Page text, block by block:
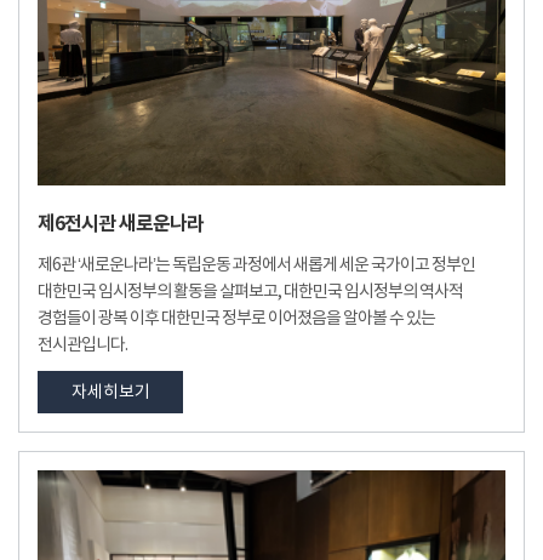
제6전시관 새로운나라
제6관 ‘새로운나라’는 독립운동 과정에서 새롭게 세운 국가이고 정부인
대한민국 임시정부의 활동을 살펴보고, 대한민국 임시정부의 역사적
경험들이 광복 이후 대한민국 정부로 이어졌음을 알아볼 수 있는
전시관입니다.
자세히보기